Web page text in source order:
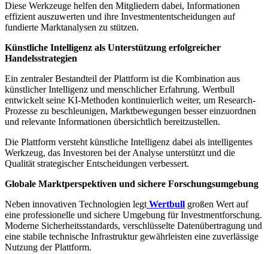
Diese Werkzeuge helfen den Mitgliedern dabei, Informationen
effizient auszuwerten und ihre Investmententscheidungen auf
fundierte Marktanalysen zu stützen.
Künstliche Intelligenz als Unterstützung erfolgreicher
Handelsstrategien
Ein zentraler Bestandteil der Plattform ist die Kombination aus
künstlicher Intelligenz und menschlicher Erfahrung. Wertbull
entwickelt seine KI-Methoden kontinuierlich weiter, um Research-
Prozesse zu beschleunigen, Marktbewegungen besser einzuordnen
und relevante Informationen übersichtlich bereitzustellen.
Die Plattform versteht künstliche Intelligenz dabei als intelligentes
Werkzeug, das Investoren bei der Analyse unterstützt und die
Qualität strategischer Entscheidungen verbessert.
Globale Marktperspektiven und sichere Forschungsumgebung
Neben innovativen Technologien legt Wertbull großen Wert auf
eine professionelle und sichere Umgebung für Investmentforschung.
Moderne Sicherheitsstandards, verschlüsselte Datenübertragung und
eine stabile technische Infrastruktur gewährleisten eine zuverlässige
Nutzung der Plattform.